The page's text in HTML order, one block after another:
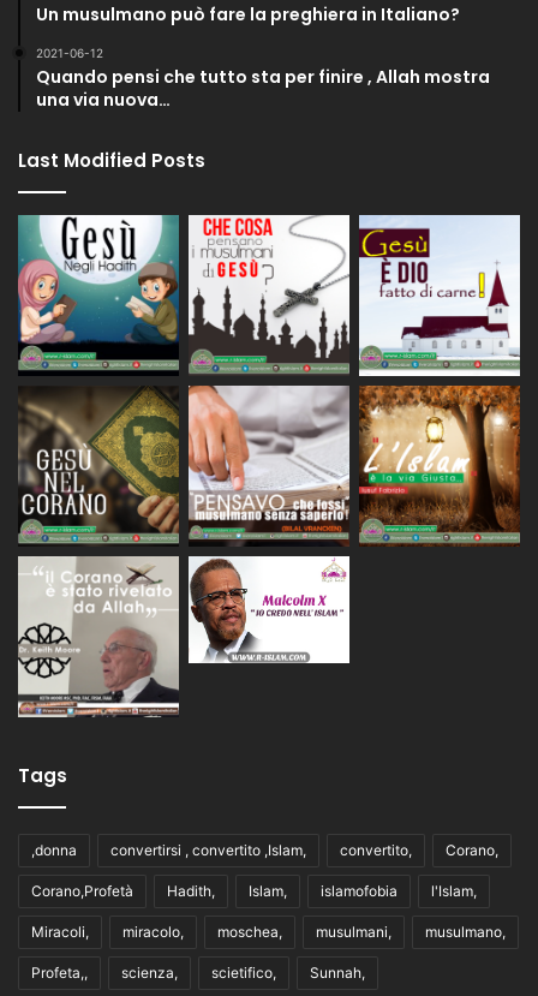
Un musulmano può fare la preghiera in Italiano?
2021-06-12
Quando pensi che tutto sta per finire , Allah mostra
una via nuova…
Last Modified Posts
Tags
,donna convertirsi , convertito ,Islam, convertito, Corano,
Corano,Profetà Hadith, Islam, islamofobia l'Islam,
Miracoli, miracolo, moschea, musulmani, musulmano,
Profeta,, scienza, scietifico, Sunnah,